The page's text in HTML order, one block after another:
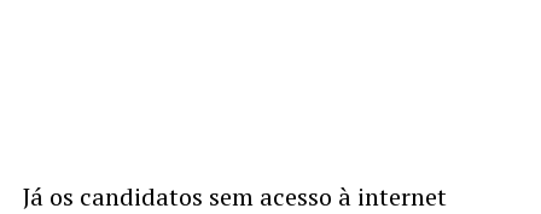
Já os candidatos sem acesso à internet